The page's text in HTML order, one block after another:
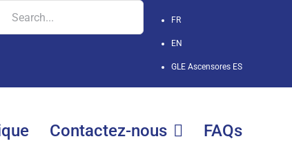
FR
EN
GLE Ascensores ES
Contactez-nous FAQs